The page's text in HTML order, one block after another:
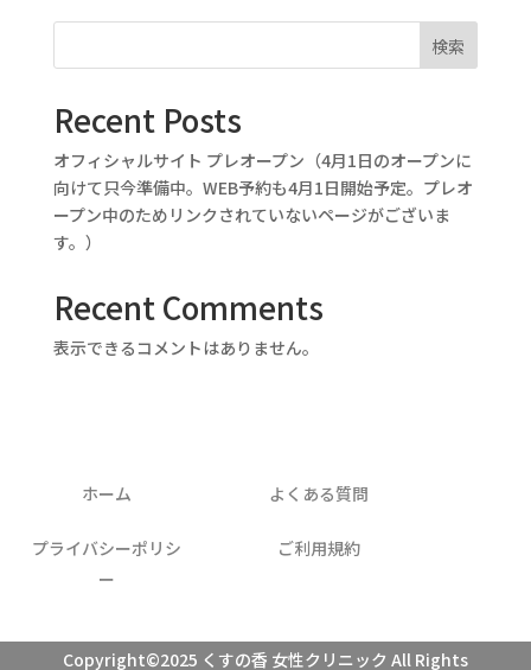
検索
Recent Posts
オフィシャルサイト プレオープン（4月1日のオープンに
向けて只今準備中。WEB予約も4月1日開始予定。プレオ
ープン中のためリンクされていないページがございま
す。）
Recent Comments
表示できるコメントはありません。
ホーム よくある質問
プライバシーポリシ
ー
ご利用規約
Copyright©2025 くすの香 女性クリニック All Rights